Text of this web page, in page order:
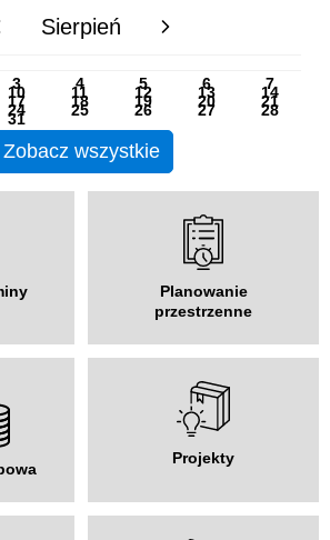
miesiąc
Sierpień następny miesiąc
3 4 5 6 7
10 11 12 13 14
17 18 19 20 21
24 25 26 27 28
31
Zobacz wszystkie
Planowanie
przestrzenne
Projekty